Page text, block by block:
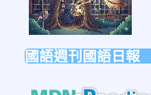
國語週刊國語日報